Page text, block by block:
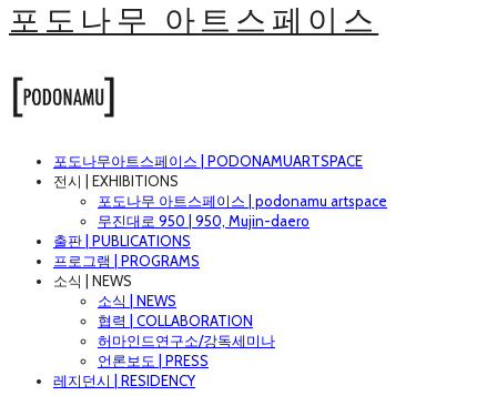
포도나무 아트스페이스
포도나무아트스페이스 | PODONAMUARTSPACE
전시 | EXHIBITIONS
포도나무 아트스페이스 | podonamu artspace
무진대로 950 | 950, Mujin-daero
출판 | PUBLICATIONS
프로그램 | PROGRAMS
소식 | NEWS
소식 | NEWS
협력 | COLLABORATION
허마인드연구소/강독세미나
언론보도 | PRESS
레지던시 | RESIDENCY